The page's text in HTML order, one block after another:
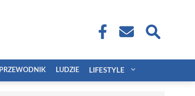
PRZEWODNIK LUDZIE LIFESTYLE